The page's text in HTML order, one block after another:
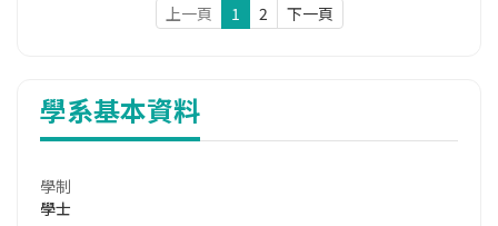
上一頁 1 2 下一頁
學系基本資料
學制
學士